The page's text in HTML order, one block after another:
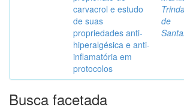
carvacrol e estudo
de suas
propriedades anti-
hiperalgésica e anti-
inflamatória em
protocolos
de
Busca facetada